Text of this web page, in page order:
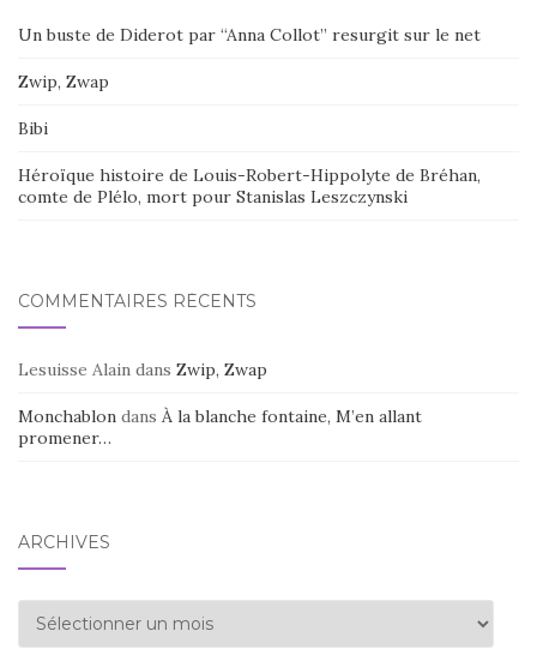
Un buste de Diderot par “Anna Collot” resurgit sur le net
Zwip, Zwap
Bibi
Héroïque histoire de Louis-Robert-Hippolyte de Bréhan,
comte de Plélo, mort pour Stanislas Leszczynski
COMMENTAIRES RÉCENTS
Lesuisse Alain dans Zwip, Zwap
Monchablon dans À la blanche fontaine, M’en allant
promener…
ARCHIVES
Archives